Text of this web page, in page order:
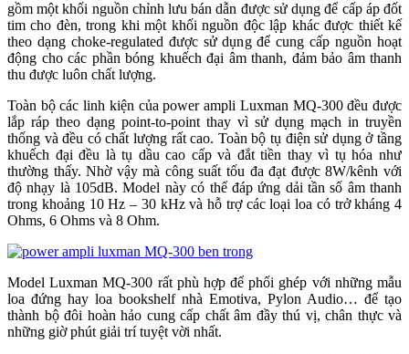
gồm một khối nguồn chỉnh lưu bán dẫn được sử dụng để cấp áp đốt
tim cho đèn, trong khi một khối nguồn độc lập khác được thiết kế
theo dạng choke-regulated được sử dụng để cung cấp nguồn hoạt
động cho các phần bóng khuếch đại âm thanh, đảm bảo âm thanh
thu được luôn chất lượng.
Toàn bộ các linh kiện của power ampli Luxman MQ-300 đều được
lắp ráp theo dạng point-to-point thay vì sử dụng mạch in truyền
thống và đều có chất lượng rất cao. Toàn bộ tụ điện sử dụng ở tầng
khuếch đại đều là tụ dầu cao cấp và đắt tiền thay vì tụ hóa như
thường thấy. Nhờ vậy mà công suất tốu đa đạt được 8W/kênh với
độ nhạy là 105dB. Model này có thể đáp ứng dải tần số âm thanh
trong khoảng 10 Hz – 30 kHz và hỗ trợ các loại loa có trở kháng 4
Ohms, 6 Ohms và 8 Ohm.
Model Luxman MQ-300 rất phù hợp để phối ghép với những mẫu
loa đứng hay loa bookshelf nhà Emotiva, Pylon Audio… để tạo
thành bộ đôi hoàn hảo cung cấp chất âm đầy thú vị, chân thực và
những giờ phút giải trí tuyệt vời nhất.